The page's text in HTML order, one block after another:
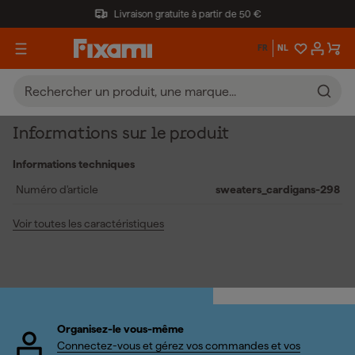
Livraison gratuite à partir de 50 €
FR NL
Informations sur le produit
Informations techniques
Numéro d'article
sweaters_cardigans-298
Voir toutes les caractéristiques
Organisez-le vous-même
Connectez-vous et gérez vos commandes et vos